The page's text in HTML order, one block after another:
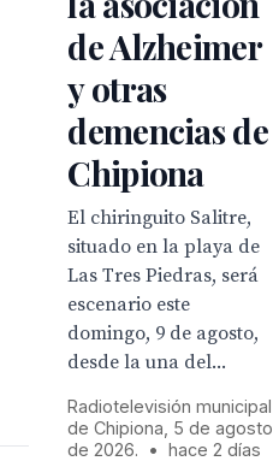
de Alzheimer
y otras
demencias de
Chipiona
El chiringuito Salitre,
situado en la playa de
Las Tres Piedras, será
escenario este
domingo, 9 de agosto,
desde la una del...
Radiotelevisión municipal
de Chipiona, 5 de agosto
de 2026.
• hace 2 días